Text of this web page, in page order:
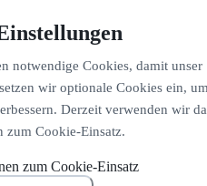
notwendige Cookies, damit
wir optionale Cookies ein,
Derzeit verwenden wir
zum Cookie-Einsatz.
zum Cookie-Einsatz